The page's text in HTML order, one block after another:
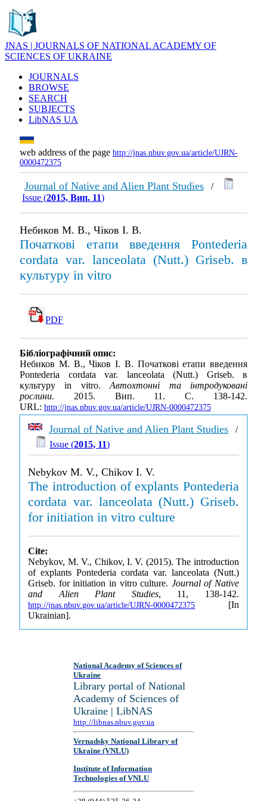
JNAS | JOURNALS OF NATIONAL ACADEMY OF
SCIENCES OF UKRAINE
JOURNALS
BROWSE
SEARCH
SUBJECTS
LibNAS UA
web address of the page http://jnas.nbuv.gov.ua/article/UJRN-
0000472375
Journal of Native and Alien Plant Studies /
Issue (2015, Вип. 11)
Небиков М. В., Чіков І. В.
Початкові етапи введення Pontederia
cordata var. lanceolata (Nutt.) Griseb. в
культуру in vitro
PDF
Бібліографічний опис:
Небиков М. В., Чіков І. В. Початкові етапи введення
Pontederia cordata var. lanceolata (Nutt.) Griseb. в
культуру in vitro.Автохтонні та інтродуковані
рослини. 2015. Вип. 11. С. 138-142.
URL: http://jnas.nbuv.gov.ua/article/UJRN-0000472375
Journal of Native and Alien Plant Studies /
Issue (2015, 11)
Nebykov M. V., Chikov I. V.
The introduction of explants Pontederia
cordata var. lanceolata (Nutt.) Griseb.
for initiation in vitro culture
Cite:
Nebykov, M. V., Chikov, I. V. (2015). The introduction
of explants Pontederia cordata var. lanceolata (Nutt.)
Griseb. for initiation in vitro culture. Journal of Native
and Alien Plant Studies, 11, 138-142.
http://jnas.nbuv.gov.ua/article/UJRN-0000472375 [In
Ukrainian].
National Academy of Sciences of
Ukraine
Library portal of National
Academy of Sciences of
Ukraine | LibNAS
http://libnas.nbuv.gov.ua
Vernadsky National Library of
Ukraine (VNLU)
Institute of Information
Technologies of VNLU